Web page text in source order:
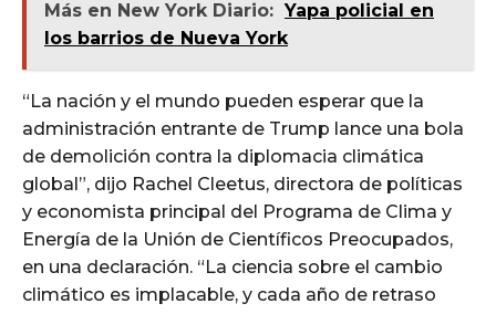
Más en New York Diario: Yapa policial en
los barrios de Nueva York
“La nación y el mundo pueden esperar que la
administración entrante de Trump lance una bola
de demolición contra la diplomacia climática
global”, dijo Rachel Cleetus, directora de políticas
y economista principal del Programa de Clima y
Energía de la Unión de Científicos Preocupados,
en una declaración. “La ciencia sobre el cambio
climático es implacable, y cada año de retraso